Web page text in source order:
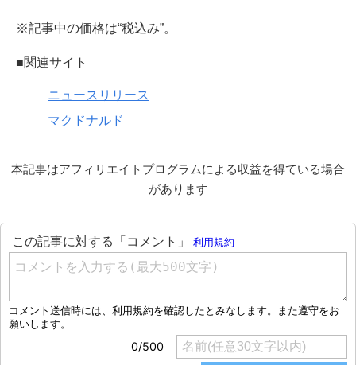
※記事中の価格は“税込み”。
■関連サイト
ニュースリリース
マクドナルド
本記事はアフィリエイトプログラムによる収益を得ている場合
があります